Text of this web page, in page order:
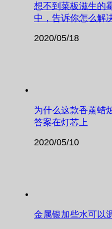
想不到菜板滋生的
中，告诉你怎么解
2020/05/18
为什么这款香薰蜡
答案在灯芯上
2020/05/10
金属银加些水可以